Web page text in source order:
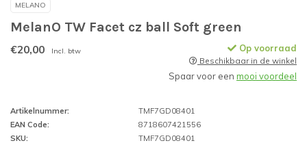
MELANO
MelanO TW Facet cz ball Soft green
€20,00 Incl. btw Op voorraad
Beschikbaar in de winkel
Spaar voor een mooi voordeel
Artikelnummer:
TMF7GD08401
EAN Code:
8718607421556
SKU:
TMF7GD08401